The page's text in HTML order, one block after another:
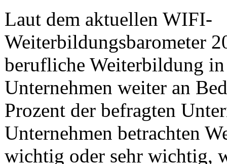
Laut dem aktuellen WIFI-
Weiterbildungsbarometer
berufliche Weiterbildung
Unternehmen weiter an
Prozent der befragten
Unternehmen betrachten
wichtig oder sehr wichtig,